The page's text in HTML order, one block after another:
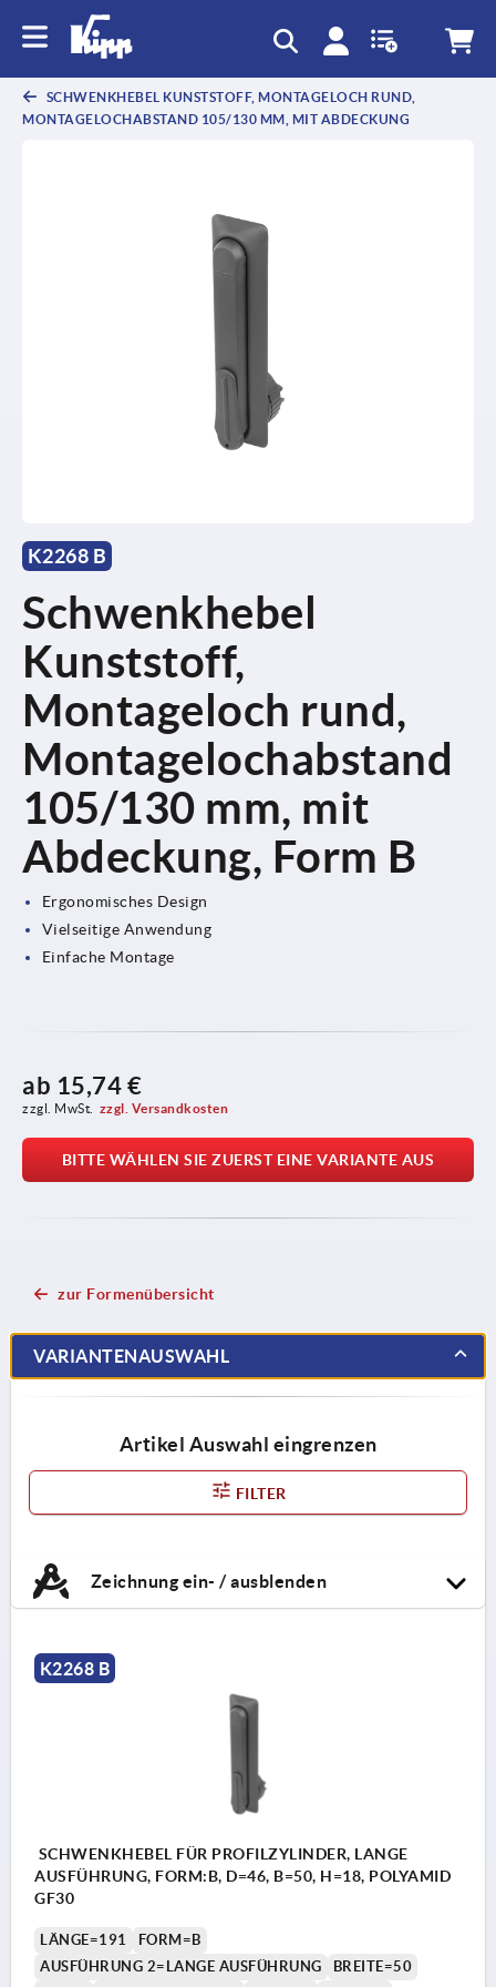
SCHWENKHEBEL KUNSTSTOFF, MONTAGELOCH RUND,
MONTAGELOCHABSTAND 105/130 MM, MIT ABDECKUNG
K2268 B
Schwenkhebel
Kunststoff,
Montageloch rund,
Montagelochabstand
105/130 mm, mit
Abdeckung, Form B
Ergonomisches Design
Vielseitige Anwendung
Einfache Montage
ab 15,74 €
zzgl. MwSt. zzgl. Versandkosten
BITTE WÄHLEN SIE ZUERST EINE VARIANTE AUS
zur Formenübersicht
VARIANTENAUSWAHL
Artikel Auswahl eingrenzen
FILTER
Zeichnung ein- / ausblenden
K2268 B
SCHWENKHEBEL FÜR PROFILZYLINDER, LANGE
AUSFÜHRUNG, FORM:B, D=46, B=50, H=18, POLYAMID
GF30
LÄNGE=191
FORM=B
AUSFÜHRUNG 2=LANGE AUSFÜHRUNG
BREITE=50